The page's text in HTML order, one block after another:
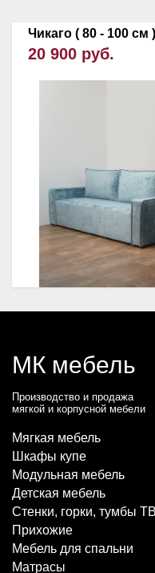
Чикаго ( 80 - 100
20 900 руб.
МК мебель
Производство и продажа
мягкой и корпусной мебели
Мягкая мебель
Шкафы купе
Модульная мебель
Детская мебель
Стенки, горки, тумбы ТВ
Прихожие
Мебель для спальни
Матрасы